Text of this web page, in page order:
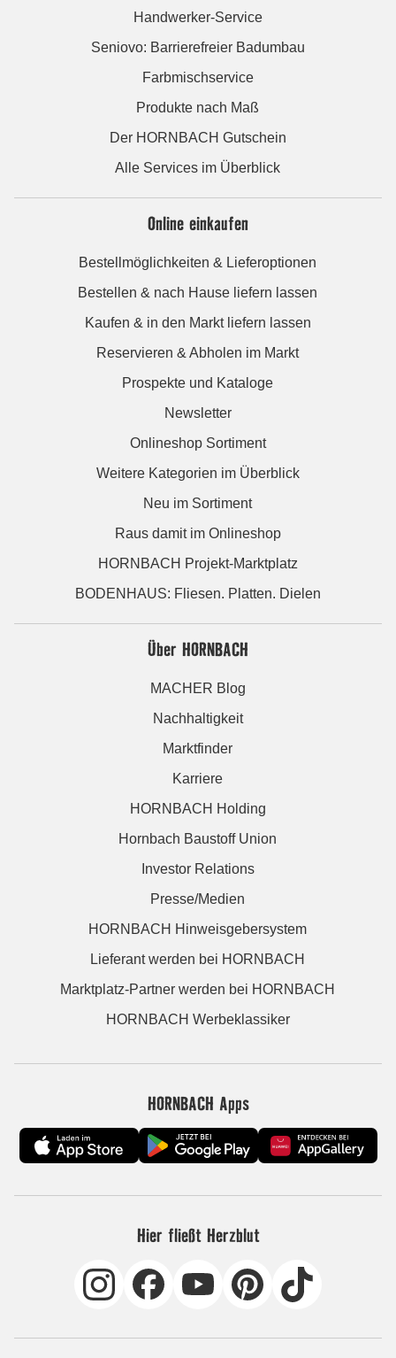
Handwerker-Service
Seniovo: Barrierefreier Badumbau
Farbmischservice
Produkte nach Maß
Der HORNBACH Gutschein
Alle Services im Überblick
Online einkaufen
Bestellmöglichkeiten & Lieferoptionen
Bestellen & nach Hause liefern lassen
Kaufen & in den Markt liefern lassen
Reservieren & Abholen im Markt
Prospekte und Kataloge
Newsletter
Onlineshop Sortiment
Weitere Kategorien im Überblick
Neu im Sortiment
Raus damit im Onlineshop
HORNBACH Projekt-Marktplatz
BODENHAUS: Fliesen. Platten. Dielen
Über HORNBACH
MACHER Blog
Nachhaltigkeit
Marktfinder
Karriere
HORNBACH Holding
Hornbach Baustoff Union
Investor Relations
Presse/Medien
HORNBACH Hinweisgebersystem
Lieferant werden bei HORNBACH
Marktplatz-Partner werden bei HORNBACH
HORNBACH Werbeklassiker
HORNBACH Apps
Hier fließt Herzblut